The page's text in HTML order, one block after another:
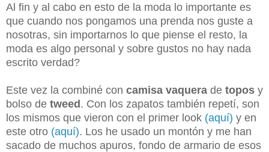
Al fin y al cabo en esto de la moda lo importante es
que cuando nos pongamos una prenda nos guste a
nosotras, sin importarnos lo que piense el resto, la
moda es algo personal y sobre gustos no hay nada
escrito verdad?
Este vez la combiné con camisa vaquera de topos y
bolso de tweed. Con los zapatos también repetí, son
los mismos que vieron con el primer look (aquí) y en
este otro (aquí). Los he usado un montón y me han
sacado de muchos apuros, fondo de armario de esos